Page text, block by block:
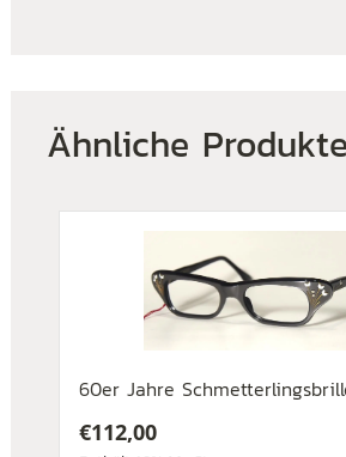
Ähnliche Produkte
60er Jahre
€112,00